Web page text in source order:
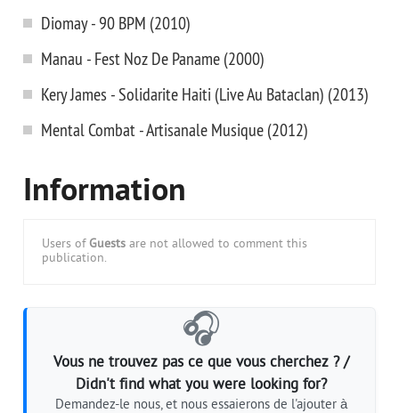
Diomay - 90 BPM (2010)
Manau - Fest Noz De Paname (2000)
Kery James - Solidarite Haiti (Live Au Bataclan) (2013)
Mental Combat - Artisanale Musique (2012)
Information
Users of Guests are not allowed to comment this
publication.
🎧
Vous ne trouvez pas ce que vous cherchez ? /
Didn't find what you were looking for?
Demandez-le nous, et nous essaierons de l'ajouter à